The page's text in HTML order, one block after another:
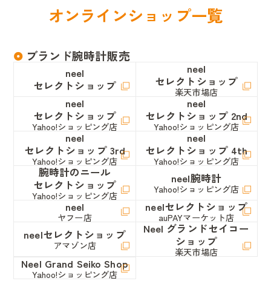
オンライ ンシ ョ ッ プ一覧
ブランド腕時計販売
neel
セレクトショップ
neel
セレクトショップ
楽天市場店
neel
セレクトショップ
Yahoo!ショッピング店
neel
セレクトショップ 2nd
Yahoo!ショッピング店
neel
セレクトショップ 3rd
Yahoo!ショッピング店
neel
セレクトショップ 4th
Yahoo!ショッピング店
腕時計のニール
セレクトショップ
Yahoo!ショッピング店
neel腕時計
Yahoo!ショッピング店
neel
ヤフー店
neelセレクトショップ
auPAYマーケット店
neelセレクトショップ
アマゾン店
Neel グランドセイコー
ショップ
楽天市場店
Neel Grand Seiko Shop
Yahoo!ショッピング店